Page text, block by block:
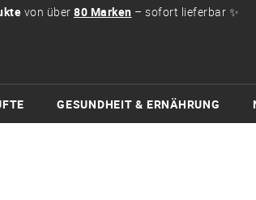
von über 80 Marken – sofort lieferbar ✨
GESUNDHEIT & ERNÄHRUNG